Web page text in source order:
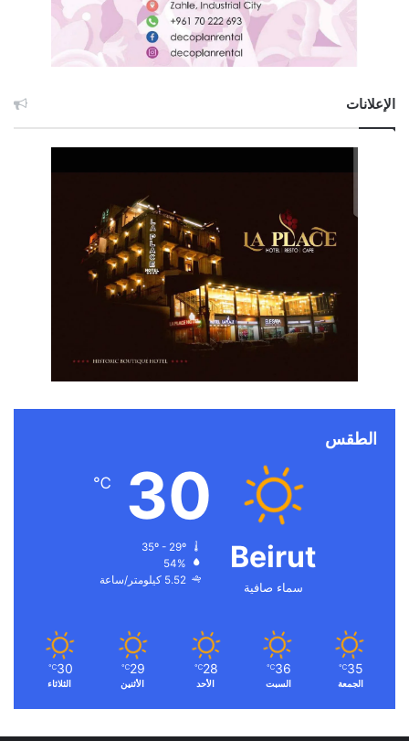
الإعلانات
الطقس
Beirut
سماء صافية
30
℃
54%
5.52 كيلومتر/ساعة
35
℃
الجمعة
36
℃
السبت
28
℃
الأحد
29
℃
الأثنين
30
℃
الثلاثاء